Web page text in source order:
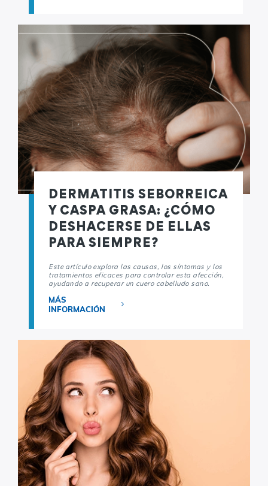
DERMATITIS SEBORREICA
Y CASPA GRASA: ¿CÓMO
DESHACERSE DE ELLAS
PARA SIEMPRE?
Este artículo explora las causas, los síntomas y los
tratamientos eficaces para controlar esta afección,
ayudando a recuperar un cuero cabelludo sano.
MÁS
INFORMACIÓN